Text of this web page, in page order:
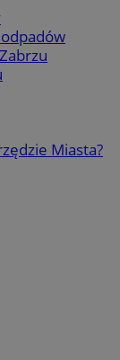
Miasta?